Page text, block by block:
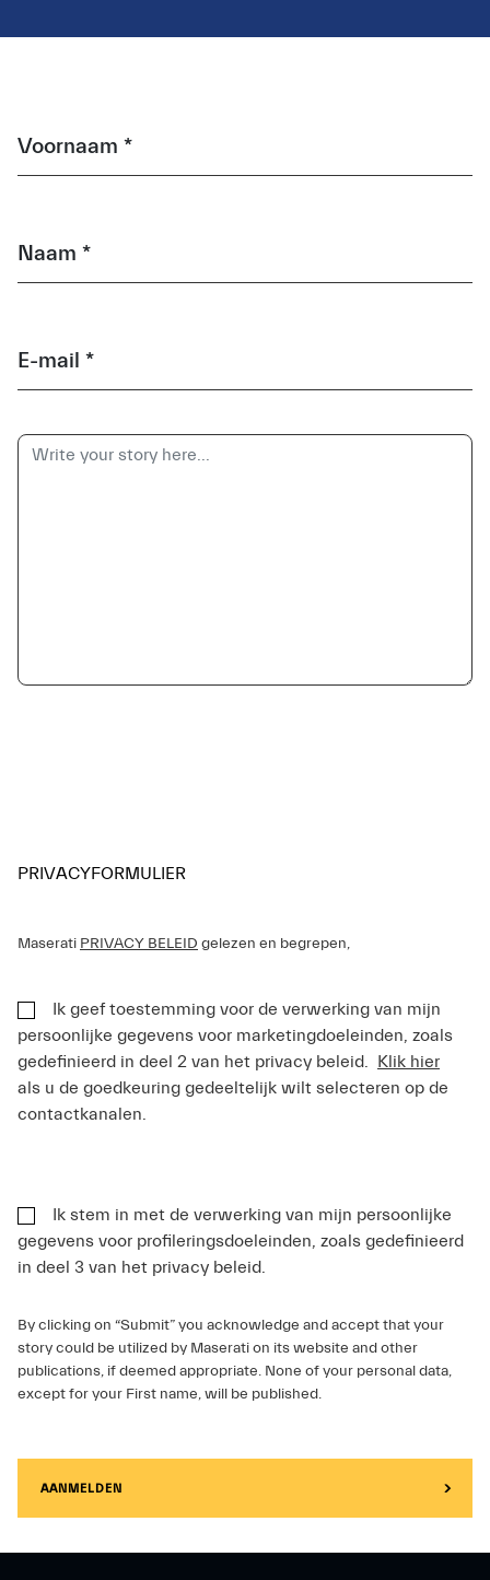
Voornaam *
Naam *
E-mail *
PRIVACYFORMULIER
Maserati PRIVACY BELEID gelezen en begrepen,
Ik geef toestemming voor de verwerking van mijn
persoonlijke gegevens voor marketingdoeleinden, zoals
gedefinieerd in deel 2 van het privacy beleid. Klik hier
als u de goedkeuring gedeeltelijk wilt selecteren op de
contactkanalen.
Ik stem in met de verwerking van mijn persoonlijke
gegevens voor profileringsdoeleinden, zoals gedefinieerd
in deel 3 van het privacy beleid.
By clicking on “Submit” you acknowledge and accept that your
story could be utilized by Maserati on its website and other
publications, if deemed appropriate. None of your personal data,
except for your First name, will be published.
AANMELDEN